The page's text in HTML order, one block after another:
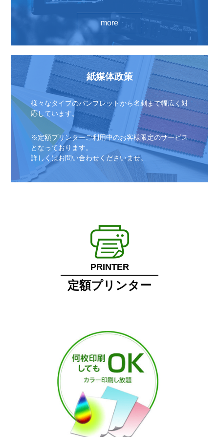
more
紙媒体政策
様々なタイプのパンフレットから名刺まで幅広く対
応しています。
※定額プリンターご利用中のお客様限定のサービス
となっております。
詳しくはお問い合わせくださいませ。
PRINTER
定額プリンター